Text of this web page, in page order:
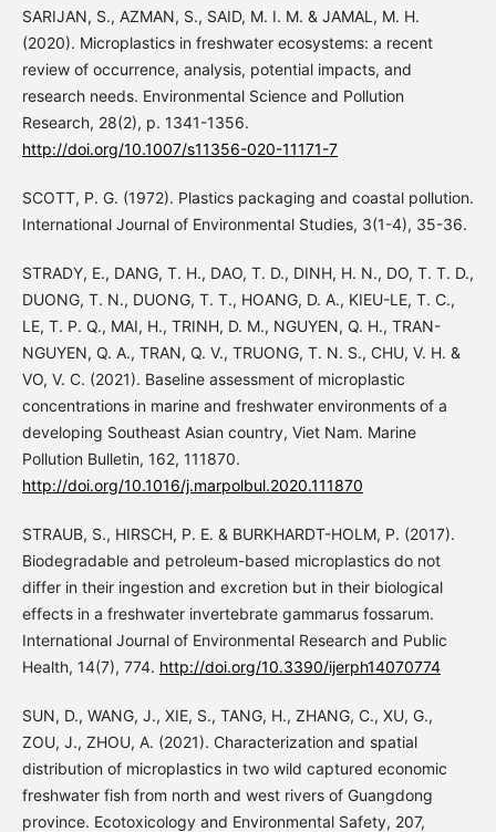
SARIJAN, S., AZMAN, S., SAID, M. I. M. & JAMAL, M. H.
(2020). Microplastics in freshwater ecosystems: a recent
review of occurrence, analysis, potential impacts, and
research needs. Environmental Science and Pollution
Research, 28(2), p. 1341-1356.
http://doi.org/10.1007/s11356-020-11171-7
SCOTT, P. G. (1972). Plastics packaging and coastal pollution.
International Journal of Environmental Studies, 3(1-4), 35-36.
STRADY, E., DANG, T. H., DAO, T. D., DINH, H. N., DO, T. T. D.,
DUONG, T. N., DUONG, T. T., HOANG, D. A., KIEU-LE, T. C.,
LE, T. P. Q., MAI, H., TRINH, D. M., NGUYEN, Q. H., TRAN-
NGUYEN, Q. A., TRAN, Q. V., TRUONG, T. N. S., CHU, V. H. &
VO, V. C. (2021). Baseline assessment of microplastic
concentrations in marine and freshwater environments of a
developing Southeast Asian country, Viet Nam. Marine
Pollution Bulletin, 162, 111870.
http://doi.org/10.1016/j.marpolbul.2020.111870
STRAUB, S., HIRSCH, P. E. & BURKHARDT-HOLM, P. (2017).
Biodegradable and petroleum-based microplastics do not
differ in their ingestion and excretion but in their biological
effects in a freshwater invertebrate gammarus fossarum.
International Journal of Environmental Research and Public
Health, 14(7), 774. http://doi.org/10.3390/ijerph14070774
SUN, D., WANG, J., XIE, S., TANG, H., ZHANG, C., XU, G.,
ZOU, J., ZHOU, A. (2021). Characterization and spatial
distribution of microplastics in two wild captured economic
freshwater fish from north and west rivers of Guangdong
province. Ecotoxicology and Environmental Safety, 207,